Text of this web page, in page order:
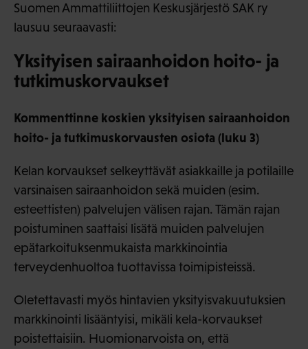
Suomen Ammattiliittojen Keskusjärjestö SAK ry
lausuu seuraavasti:
Yksityisen sairaanhoidon hoito- ja
tutkimuskorvaukset
Kommenttinne koskien yksityisen sairaanhoidon
hoito- ja tutkimuskorvausten osiota (luku 3)
Kelan korvaukset selkeyttävät asiakkaille ja potilaille
varsinaisen sairaanhoidon sekä muiden (esim.
esteettisten) palvelujen välisen rajan. Tämän rajan
poistuminen saattaisi lisätä muiden palvelujen
epätarkoituksenmukaista markkinointia
terveydenhuoltoa tuottavissa toimipisteissä.
Oletettavasti myös hintavien yksityisvakuutuksien
markkinointi lisääntyisi, mikäli kela-korvaukset
poistettaisiin. Huomionarvoista on, että